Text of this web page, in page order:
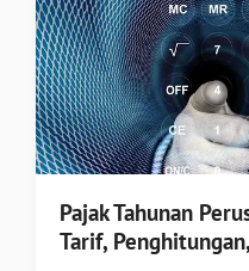
Pajak Tahunan
Tarif,